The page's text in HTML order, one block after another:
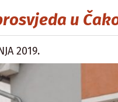
u
2019.